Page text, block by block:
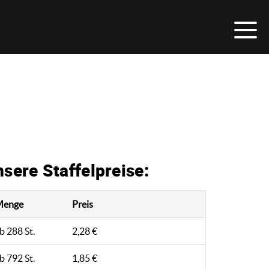
Staffelpreise:
Preis
288 St. 2,28 €
792 St. 1,85 €